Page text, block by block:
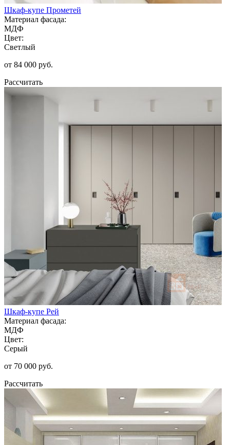
Шкаф-купе Прометей
Материал фасада:
МДФ
Цвет:
Светлый
от 84 000 руб.
Рассчитать
Шкаф-купе Рей
Материал фасада:
МДФ
Цвет:
Серый
от 70 000 руб.
Рассчитать